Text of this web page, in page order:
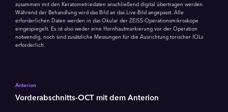
zusammen mit den Keratometriedaten anschließend digital übertragen werden.
Während der Behandlung wird das Bild an das Live-Bild angepasst. Alle
erforderlichen Daten werden in das Okular der ZEISS-Operationsmikroskope
eingespiegelt. Es ist also weder eine Hornhautmarkierung vor der Operation
notwendig, noch sind zusätzliche Messungen für die Ausrichtung torischer IOLs
erforderlich.
Anterion
Vorderabschnitts-OCT mit dem Anterion